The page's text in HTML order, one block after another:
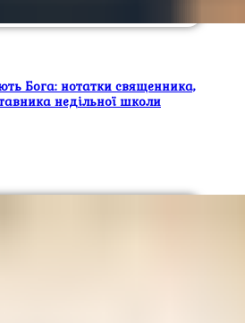
Бога: нотатки священника,
недільної школи